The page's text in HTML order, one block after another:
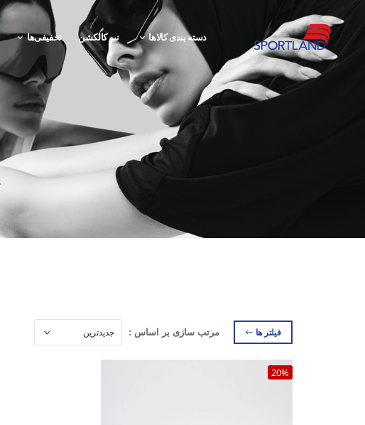
دسته بندی کالاها نیو کالکشن تخفیفی‌ها
فیلتر ها مرتب سازی بر اساس :
20%